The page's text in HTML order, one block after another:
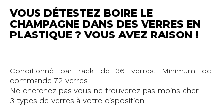
VOUS DÉTESTEZ BOIRE LE
CHAMPAGNE DANS DES VERRES EN
PLASTIQUE ? VOUS AVEZ RAISON !
Conditionné par rack de 36 verres. Minimum de
commande 72 verres
Ne cherchez pas vous ne trouverez pas moins cher.
3 types de verres à votre disposition :